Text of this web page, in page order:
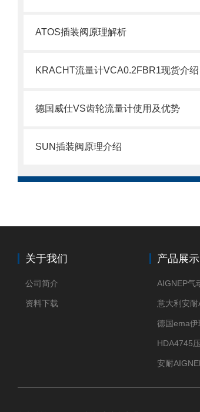
ATOS插装阀原理解析
KRACHT流量计VCA0.2FBR1现货介绍
德国威仕VS齿轮流量计使用及优势
SUN插装阀原理介绍
关于我们
公司简介
资料下载
产品展示